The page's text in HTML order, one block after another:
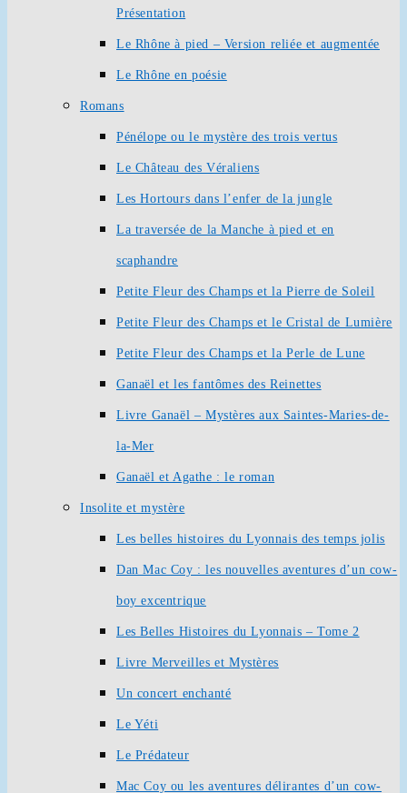
Présentation
Le Rhône à pied – Version reliée et augmentée
Le Rhône en poésie
Romans
Pénélope ou le mystère des trois vertus
Le Château des Véraliens
Les Hortours dans l’enfer de la jungle
La traversée de la Manche à pied et en
scaphandre
Petite Fleur des Champs et la Pierre de Soleil
Petite Fleur des Champs et le Cristal de Lumière
Petite Fleur des Champs et la Perle de Lune
Ganaël et les fantômes des Reinettes
Livre Ganaël – Mystères aux Saintes-Maries-de-
la-Mer
Ganaël et Agathe : le roman
Insolite et mystère
Les belles histoires du Lyonnais des temps jolis
Dan Mac Coy : les nouvelles aventures d’un cow-
boy excentrique
Les Belles Histoires du Lyonnais – Tome 2
Livre Merveilles et Mystères
Un concert enchanté
Le Yéti
Le Prédateur
Mac Coy ou les aventures délirantes d’un cow-